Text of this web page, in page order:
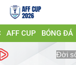
AFF CUP BÓNG ĐÁ
Đời